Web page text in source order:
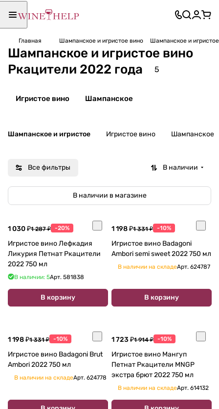
Главная Шампанское и игристое вино Шампанское и
Шампанское и игристое вино
Ркацители 2022 года
5
Игристое вино Шампанское
Шампанское и игристое Игристое вино Шампанское
Все фильтры В наличии
В наличии в магазине
1 030 ₽1 287 ₽ -20%
Игристое вино Лефкадия
Ликурия Петнат Ркацители
2022 750 мл
В наличии: 5Арт. 581838
В корзину
1 198 ₽1 331 ₽ -10%
Игристое вино Badagoni
Ambori semi sweet 2022 750 мл
В наличии на складеАрт. 624787
В корзину
1 198 ₽1 331 ₽ -10%
Игристое вино Badagoni Brut
Ambori 2022 750 мл
В наличии на складеАрт. 624778
1 723 ₽1 914 ₽ -10%
Игристое вино Мангуп
Петнат Ркацители MNGP
экстра брют 2022 750 мл
В наличии на складеАрт. 614132